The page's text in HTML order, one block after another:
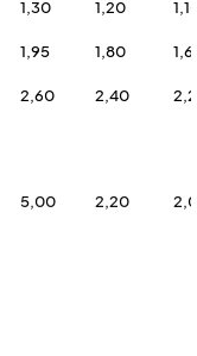
1,30 1,20
1,95 1,80
2,60 2,40
5,00 2,20